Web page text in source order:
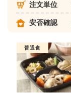
注文単位
安否確認
普通食